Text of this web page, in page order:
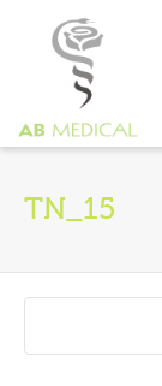
TN_15